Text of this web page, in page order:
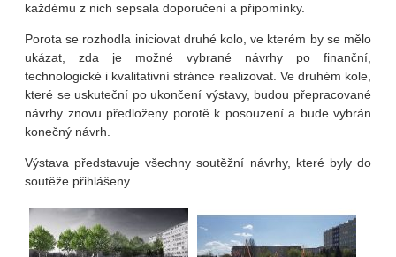
každému z nich sepsala doporučení a připomínky.
Porota se rozhodla iniciovat druhé kolo, ve kterém by se mělo
ukázat, zda je možné vybrané návrhy po finanční,
technologické i kvalitativní stránce realizovat. Ve druhém kole,
které se uskuteční po ukončení výstavy, budou přepracované
návrhy znovu předloženy porotě k posouzení a bude vybrán
konečný návrh.
Výstava představuje všechny soutěžní návrhy, které byly do
soutěže přihlášeny.